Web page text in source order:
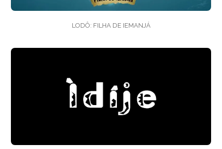
LODÔ: FILHA DE IEMANJÁ